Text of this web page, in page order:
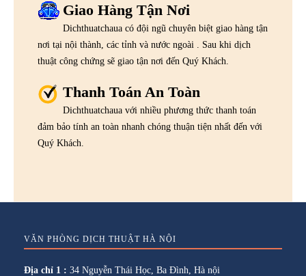
Giao Hàng Tận Nơi
Dichthuatchaua có đội ngũ chuyên biệt giao hàng tận
nơi tại nội thành, các tỉnh và nước ngoài . Sau khi dịch
thuật công chứng sẽ giao tận nơi đến Quý Khách.
Thanh Toán An Toàn
Dichthuatchaua với nhiều phương thức thanh toán
đảm bảo tính an toàn nhanh chóng thuận tiện nhất đến với
Quý Khách.
VĂN PHÒNG DỊCH THUẬT HÀ NỘI
Địa chỉ 1 : 34 Nguyễn Thái Học, Ba Đình, Hà nội